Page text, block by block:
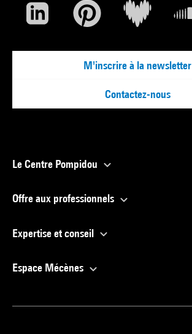
M'inscrire à la newsletter
Contactez-nous
Le Centre Pompidou
Offre aux professionnels
Expertise et conseil
Espace Mécènes